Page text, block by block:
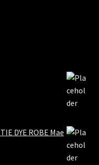
DYE ROBE Mae